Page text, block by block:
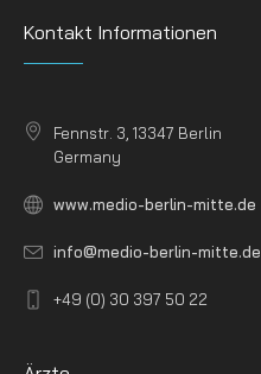
Kontakt Informationen
Fennstr. 3, 13347 Berlin
Germany
www.medio-berlin-mitte.de
info@medio-berlin-mitte.de
+49 (0) 30 397 50 22